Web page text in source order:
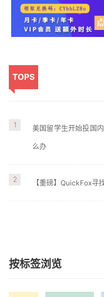
TOPS
1 美国留学生开始投国
么办
2 【重磅】QuickFox寻
按标签浏览